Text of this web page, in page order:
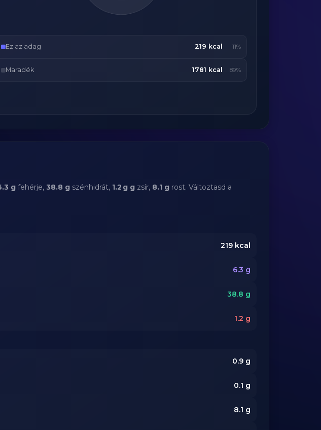
Ez az adag 219 kcal 11%
Maradék 1781 kcal 89%
g fehérje, 38.8 g szénhidrát, 1.2 g g zsír, 8.1 g rost. Változtasd a
219 kcal
6.3 g
38.8 g
1.2 g
0.9 g
0.1 g
8.1 g